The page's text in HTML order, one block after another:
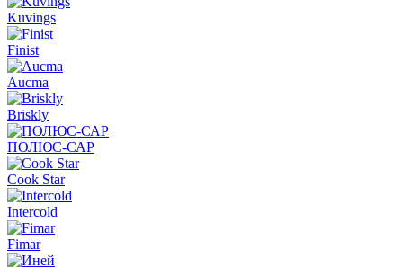
Kuvings
Finist
Aucma
Briskly
ПОЛЮС-САР
Cook Star
Intercold
Fimar